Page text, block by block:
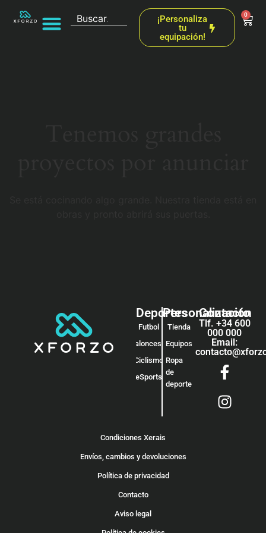
¡Personaliza
tu
equipación!
0
Deportes
Futbol
Baloncesto
Ciclismo
eSports
Personalización
Tienda
Equipos
Ropa
de
deporte
Contacto
Tlf. +34 600
000 000
Email:
Condiciones Xerais
Envíos, cambios y devoluciones
Política de privacidad
Contacto
Aviso legal